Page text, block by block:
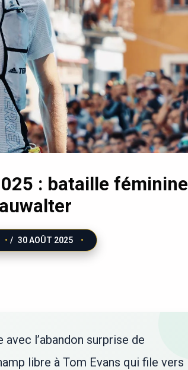
: bataille féminine
/ 30 AOÛT 2025
l’abandon surprise de
libre à Tom Evans qui file vers